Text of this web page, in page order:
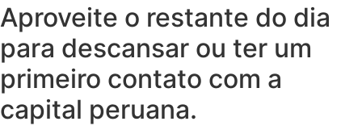
Aproveite o restante do dia
para descansar ou ter um
primeiro contato com a
capital peruana.